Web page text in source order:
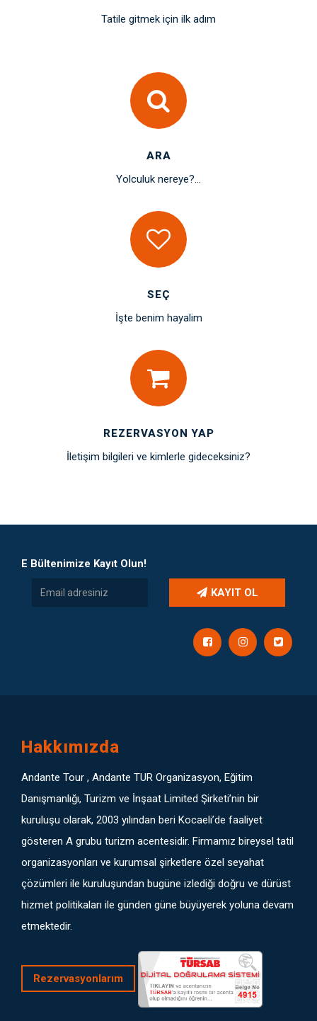
Tatile gitmek için ilk adım
ARA
Yolculuk nereye?...
SEÇ
İşte benim hayalim
REZERVASYON YAP
İletişim bilgileri ve kimlerle gideceksiniz?
E Bültenimize Kayıt Olun!
KAYIT OL
Hakkımızda
Andante Tour , Andante TUR Organizasyon, Eğitim
Danışmanlığı, Turizm ve İnşaat Limited Şirketi’nin bir
kuruluşu olarak, 2003 yılından beri Kocaeli’de faaliyet
gösteren A grubu turizm acentesidir. Firmamız bireysel tatil
organizasyonları ve kurumsal şirketlere özel seyahat
çözümleri ile kuruluşundan bugüne izlediği doğru ve dürüst
hizmet politikaları ile günden güne büyüyerek yoluna devam
etmektedir.
Rezervasyonlarım